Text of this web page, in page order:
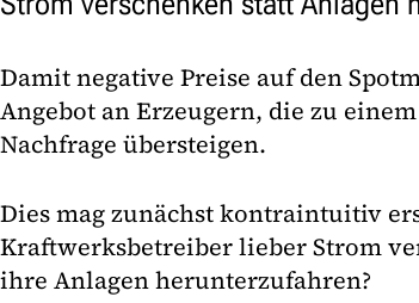
Damit negative Preise auf den
Angebot an Erzeugern, die zu
Nachfrage übersteigen.
Dies mag zunächst kontraintuitiv
Kraftwerksbetreiber lieber Strom
ihre Anlagen herunterzufahren?